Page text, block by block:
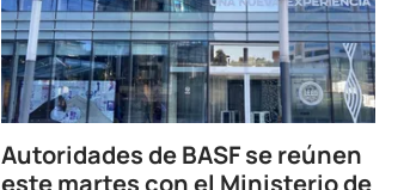
Autoridades de BASF se reúnen